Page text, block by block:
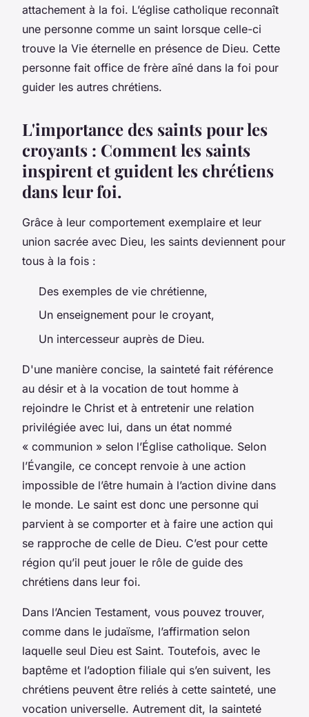
attachement à la foi. L’église catholique reconnaît
une personne comme un saint lorsque celle-ci
trouve la Vie éternelle en présence de Dieu. Cette
personne fait office de frère aîné dans la foi pour
guider les autres chrétiens.
L'importance des saints pour les
croyants : Comment les saints
inspirent et guident les chrétiens
dans leur foi.
Grâce à leur comportement exemplaire et leur
union sacrée avec Dieu, les saints deviennent pour
tous à la fois :
Des exemples de vie chrétienne,
Un enseignement pour le croyant,
Un intercesseur auprès de Dieu.
D'une manière concise, la sainteté fait référence
au désir et à la vocation de tout homme à
rejoindre le Christ et à entretenir une relation
privilégiée avec lui, dans un état nommé
« communion » selon l’Église catholique. Selon
l’Évangile, ce concept renvoie à une action
impossible de l’être humain à l’action divine dans
le monde. Le saint est donc une personne qui
parvient à se comporter et à faire une action qui
se rapproche de celle de Dieu. C’est pour cette
région qu’il peut jouer le rôle de guide des
chrétiens dans leur foi.
Dans l’Ancien Testament, vous pouvez trouver,
comme dans le judaïsme, l’affirmation selon
laquelle seul Dieu est Saint. Toutefois, avec le
baptême et l’adoption filiale qui s’en suivent, les
chrétiens peuvent être reliés à cette sainteté, une
vocation universelle. Autrement dit, la sainteté